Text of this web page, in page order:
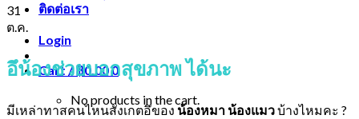
ติดต่อเรา
Login
Cart /฿0.000
No products in the cart.
31
ต.ค.
อึน้องช่วยบอกสุขภาพ ได้นะ
มีเหล่าทาสคนไหนสังเกตอึของน้องหมา น้องแมวบ้างไหมคะ ?